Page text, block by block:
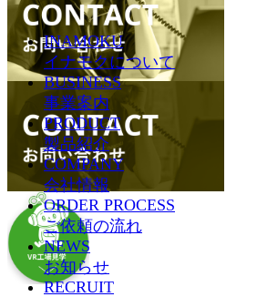
INAMOKU
イナモクについて
BUSINESS
事業案内
PRODUCT
製品紹介
COMPANY
会社情報
ORDER PROCESS
ご依頼の流れ
NEWS
お知らせ
RECRUIT